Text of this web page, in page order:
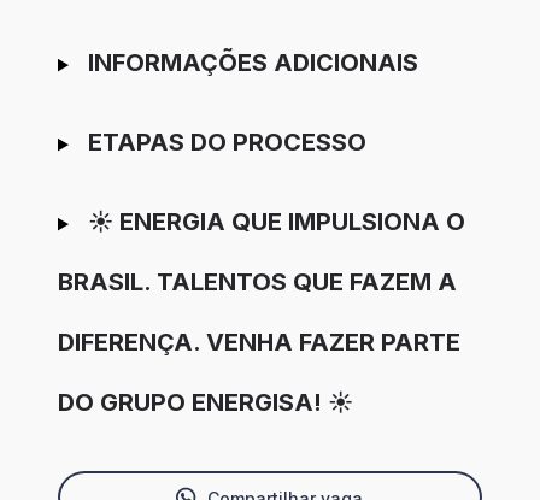
INFORMAÇÕES ADICIONAIS
ETAPAS DO PROCESSO
☀️ ENERGIA QUE IMPULSIONA O
BRASIL. TALENTOS QUE FAZEM A
DIFERENÇA. VENHA FAZER PARTE
DO GRUPO ENERGISA! ☀️